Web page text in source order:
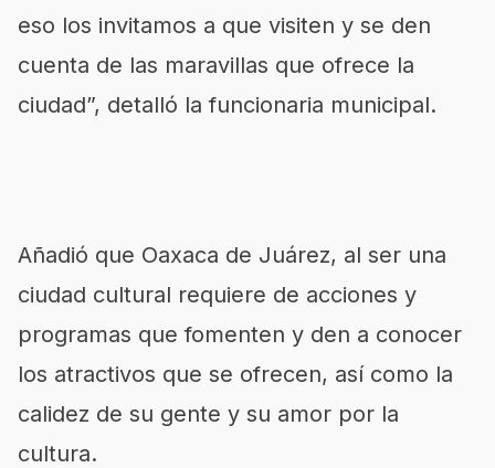
eso los invitamos a que visiten y se den
cuenta de las maravillas que ofrece la
ciudad”, detalló la funcionaria municipal.
Añadió que Oaxaca de Juárez, al ser una
ciudad cultural requiere de acciones y
programas que fomenten y den a conocer
los atractivos que se ofrecen, así como la
calidez de su gente y su amor por la
cultura.